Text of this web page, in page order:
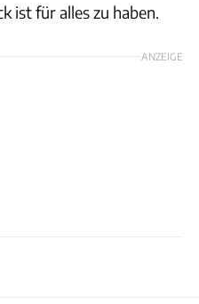
ist für alles zu haben.
ANZEIGE